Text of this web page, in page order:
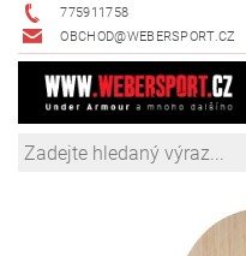
775911758
OBCHOD@WEBERSPORT.CZ